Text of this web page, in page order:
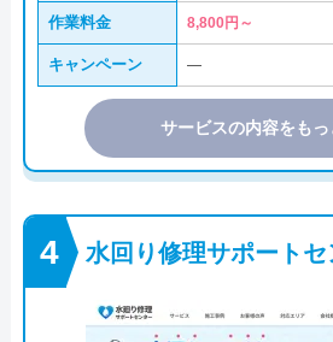
作業料金 8,800円～
キャンペーン ―
サービスの内容をもっ
水回り修理サポートセ